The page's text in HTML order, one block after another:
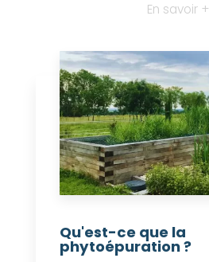
En savoir +
Qu'est-ce que la
phytoépuration ?